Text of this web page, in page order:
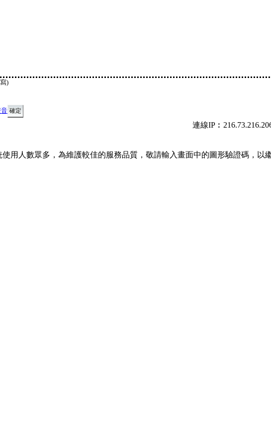
)
連線
用人數眾多，為維護較佳的服務品質，敬請輸入畫面中的圖形驗證碼，以